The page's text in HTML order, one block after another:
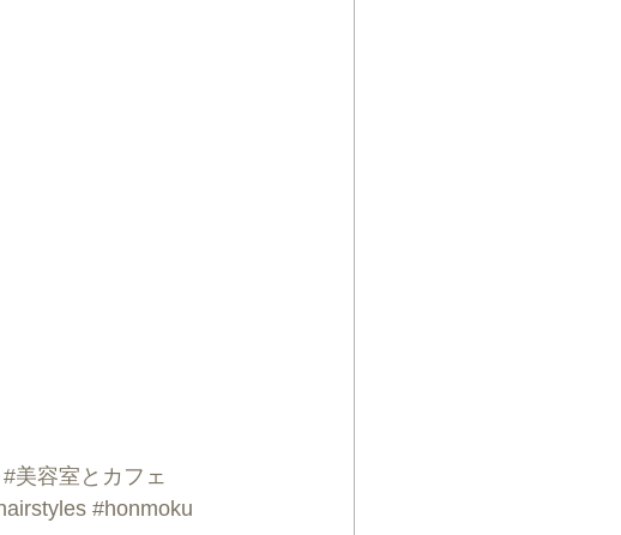
#美容室とカフェ
#honmoku